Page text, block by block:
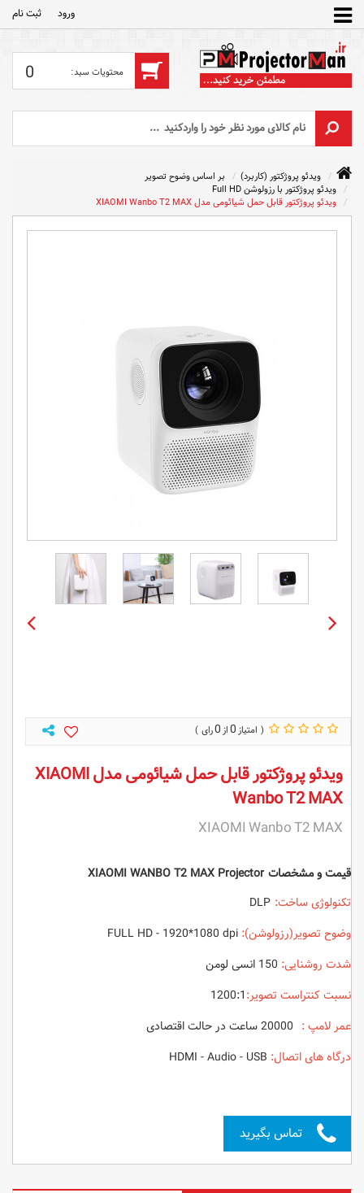
ورود ثبت‌ نام
0
ویدئو پروژکتور (کاربرد)
بر اساس وضوح تصویر
ویدئو پروژکتور با رزولوشن Full HD
ویدئو پروژکتور قابل حمل شیائومی مدل XIAOMI Wanbo T2 MAX
0
0
ویدئو پروژکتور قابل حمل شیائومی مدل XIAOMI
Wanbo T2 MAX
XIAOMI Wanbo T2 MAX
قیمت و مشخصات XIAOMI WANBO T2 MAX Projector
تکنولوژی ساخت:
وضوح تصویر(رزولوشن): FULL HD - 1920*1080 dpi
شدت روشنایی: 150 انسی لومن
نسبت کنتراست تصویر:1200:1
عمر لامپ : 20000 ساعت در حالت اقتصادی
درگاه های اتصال:
تماس بگیرید